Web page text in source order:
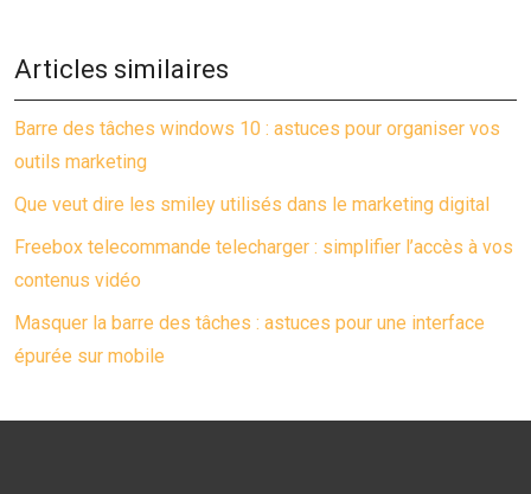
Articles similaires
Barre des tâches windows 10 : astuces pour organiser vos
outils marketing
Que veut dire les smiley utilisés dans le marketing digital
Freebox telecommande telecharger : simplifier l’accès à vos
contenus vidéo
Masquer la barre des tâches : astuces pour une interface
épurée sur mobile